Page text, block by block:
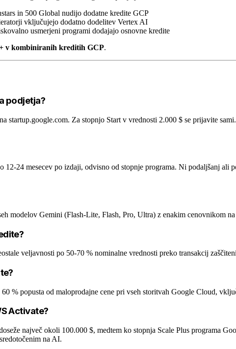
in 500 Global nudijo dodatne kredite GCP
vključujejo dodatno dodelitev Vertex AI
usmerjeni programi dodajajo osnovne kredite
v kombiniranih kreditih GCP.
podjetja?
startup.google.com. Za stopnjo Start v vrednosti 2.000 $ se prijavite
24 mesecev po izdaji, odvisno od stopnje programa. Ni podaljšanj ali
modelov Gemini (Flash-Lite, Flash, Pro, Ultra) z enakim cenovnikom
veljavnosti po 50-70 % nominalne vrednosti preko transakcij
% popusta od maloprodajne cene pri vseh storitvah Google Cloud,
Activate?
največ okoli 100.000 $, medtem ko stopnja Scale Plus programa
na AI.